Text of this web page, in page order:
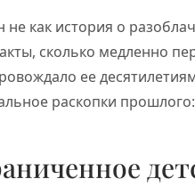
как история о
сколько медленно
ее
раскопки